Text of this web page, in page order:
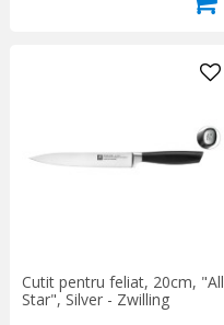
Cutit pentru feliat, 20cm, "All
Star", Silver - Zwilling